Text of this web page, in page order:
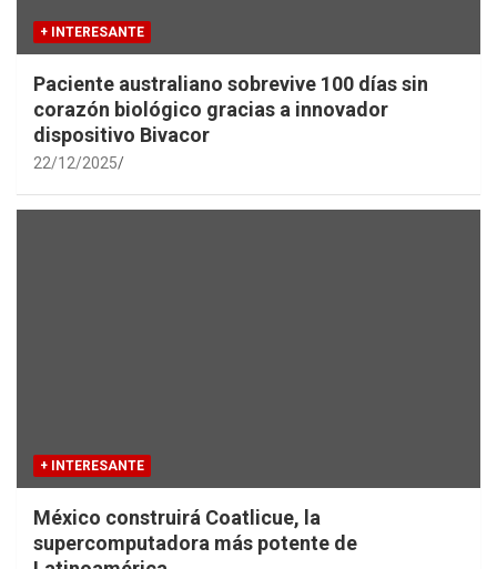
+ INTERESANTE
Paciente australiano sobrevive 100 días sin
corazón biológico gracias a innovador
dispositivo Bivacor
22/12/2025
+ INTERESANTE
México construirá Coatlicue, la
supercomputadora más potente de